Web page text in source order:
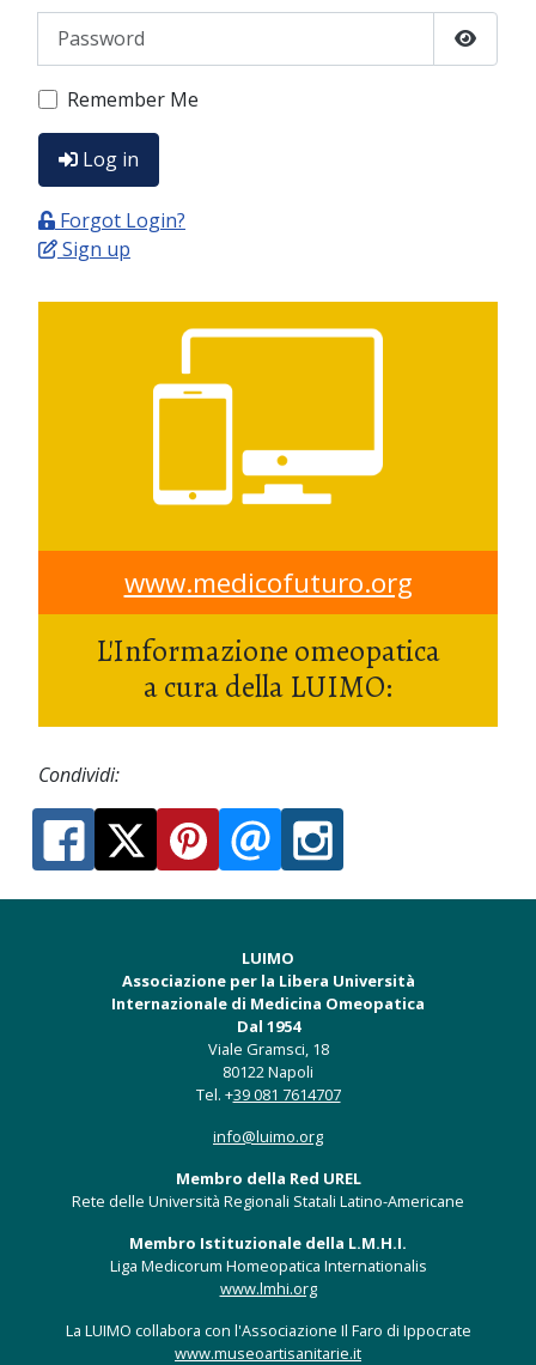
Password
Show
Remember Me
Log in
Forgot Login?
Sign up
www.medicofuturo.org
L'Informazione omeopatica
a cura della LUIMO:
Condividi:
LUIMO
Associazione per la Libera Università
Internazionale di Medicina Omeopatica
Dal 1954
Viale Gramsci, 18
80122 Napoli
Tel. +39 081 7614707
info@luimo.org
Membro della Red UREL
Rete delle Università Regionali Statali Latino-Americane
Membro Istituzionale della L.M.H.I.
Liga Medicorum Homeopatica Internationalis
www.lmhi.org
La LUIMO collabora con l'Associazione Il Faro di Ippocrate
www.museoartisanitarie.it